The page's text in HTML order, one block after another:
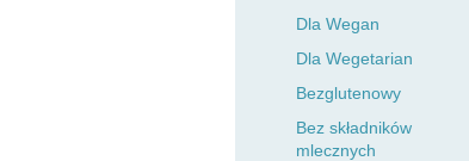
Dla Wegan
Dla Wegetarian
Bezglutenowy
Bez składników
mlecznych